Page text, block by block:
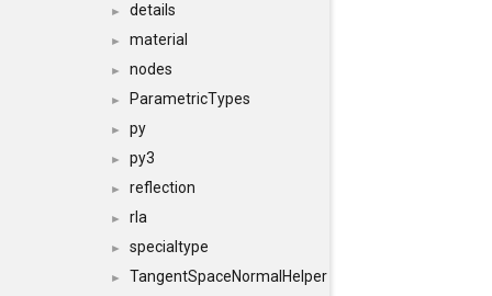
► details
► material
► nodes
► ParametricTypes
► py
► py3
► reflection
► rla
► specialtype
► TangentSpaceNormalHelper